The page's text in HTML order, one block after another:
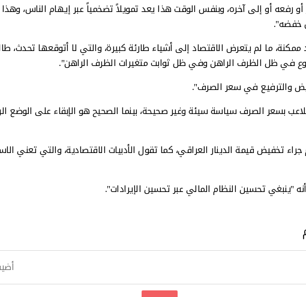
أو رفعه أو إلى آخره، وبنفس الوقت هذا يعد تمويلاً تضخمياً عبر إيهام
خفضه".
ما لم يتعرض الاقتصاد إلى أشياء طارئة كبيرة، والتي لا أتوقعها تحدث،
في ظل الظرف الراهن وفي ظل ثوابت متغيرات الظرف الراهن".
والترفيع في سعر الصرف".
بسعر الصرف سياسة سيئة وغير صحيحة، بينما الصحيح هو الإبقاء على الوضع
تخفيض قيمة الدينار العراقي، كما تقول الأدبيات الاقتصادية، والتي
تحسين النظام المالي عبر تحسين الإيرادات".